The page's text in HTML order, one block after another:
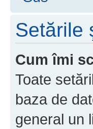
Setările
Cum îmi
Toate
baza de
general un